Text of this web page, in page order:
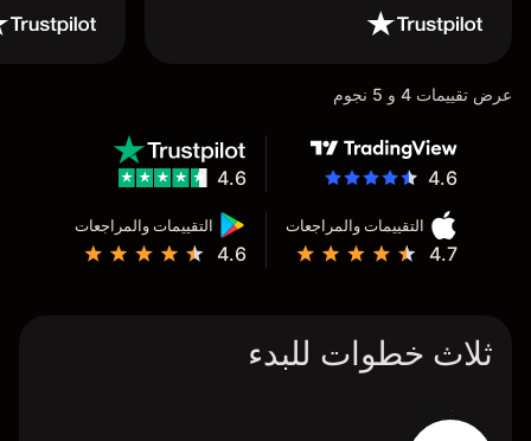
عرض تقييمات 4 و 5 نجوم
4.6
التقييمات والمراجعات
4.7
التقييمات والمراجعات
4.6
4.6
ثلاث خطوات للبدء